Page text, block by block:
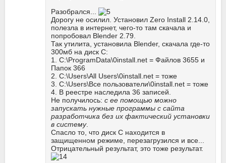
Разобрался...
Дорогу не осилил. Установил Zero Install 2.14.0,
полезла в интернет, чего-то там скачала и
попробовал Blender 2.79.
Так утилита, установила Blender, скачала где-то
300мб на диск С:
1. C:\ProgramData\0install.net = Файлов 3655 и
Папок 366
2. C:\Users\All Users\0install.net = тоже
3. C:\Users\Все пользователи\0install.net = тоже
4. В реестре наследила 36 записей.
Не получилось: с ее помощью можно
запускать нужные программы с сайта
разработчика без их фактический установки
в систему.
Спасло то, что диск С находится в
защищенном режиме, перезагрузился и все...
Отрицательный результат, это тоже результат.